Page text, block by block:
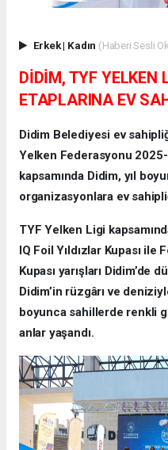
Erkek| Kadın (Haberi Sesli
DİDİM, TYF YELKEN
ETAPLARINA EV
Didim Belediyesi ev
Yelken Federasyonu
kapsamında Didim, yıl
organizasyonlara ev
TYF Yelken Ligi
IQ Foil Yıldızlar Kupası ile
Kupası yarışları Didim’de
Didim’in rüzgârı ve
boyunca sahillerde renkli
anlar yaşandı.